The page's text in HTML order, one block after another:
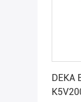
DEKA